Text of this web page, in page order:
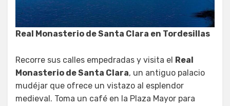
Real Monasterio de Santa Clara en Tordesillas
Recorre sus calles empedradas y visita el Real
Monasterio de Santa Clara, un antiguo palacio
mudéjar que ofrece un vistazo al esplendor
medieval. Toma un café en la Plaza Mayor para